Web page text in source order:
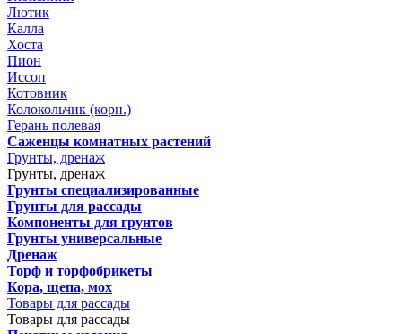
Лютик
Калла
Хоста
Пион
Иссоп
Котовник
Колокольчик (корн.)
Герань полевая
Саженцы комнатных растений
Грунты, дренаж
Грунты, дренаж
Грунты специализированные
Грунты для рассады
Компоненты для грунтов
Грунты универсальные
Дренаж
Торф и торфобрикеты
Кора, щепа, мох
Товары для рассады
Товары для рассады